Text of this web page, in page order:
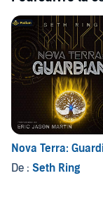
Nova Terra:
De : Seth Ring